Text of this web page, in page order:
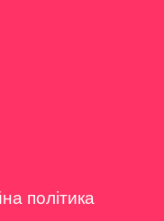
політика